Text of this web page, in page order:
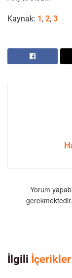
Kaynak: 1, 2, 3
Yorum
İlgili İçerikler